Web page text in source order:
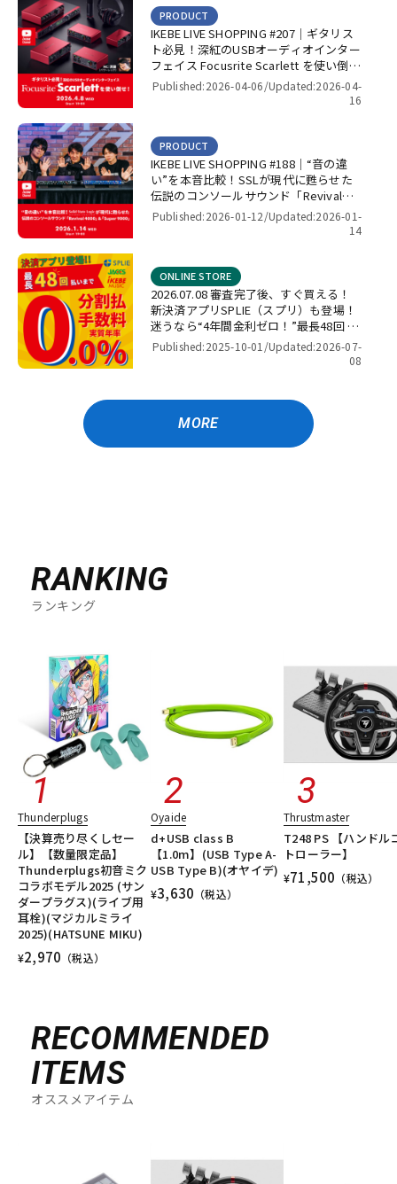
IKEBE LIVE SHOPPING #207｜ギタリス
ト必見！深紅のUSBオーディオインター
フェイス Focusrite Scarlett を使い倒
せ！【presented by パワーレック】
PRODUCT
Published:2026-04-06/Updated:2026-04-
16
IKEBE LIVE SHOPPING #188｜“音の違
い”を本音比較！SSLが現代に甦らせた
伝説のコンソールサウンド「Revival
4000」＆「Super 9000」【presented
PRODUCT
Published:2026-01-12/Updated:2026-01-
14
2026.07.08 審査完了後、すぐ買える！
新決済アプリSPLIE（スプリ）も登場！
迷うなら“4年間金利ゼロ！”最長48回 無
金利キャンペーン
ONLINE STORE
Published:2025-10-01/Updated:2026-07-
08
MORE
RANKING
ランキング
Thunderplugs
【決算売り尽くしセー
ル】【数量限定品】
Thunderplugs初音ミク
コラボモデル2025 (サン
ダープラグス)(ライブ用
耳栓)(マジカルミライ
2025)(HATSUNE MIKU)
¥2,970 （税込）
Oyaide
d+USB class B
【1.0m】(USB Type A-
USB Type B)(オヤイデ)
¥3,630 （税込）
Thrustmaster
T248 PS 【ハンドル
トローラー】
¥71,500 （税込）
RECOMMENDED
ITEMS
オススメアイテム